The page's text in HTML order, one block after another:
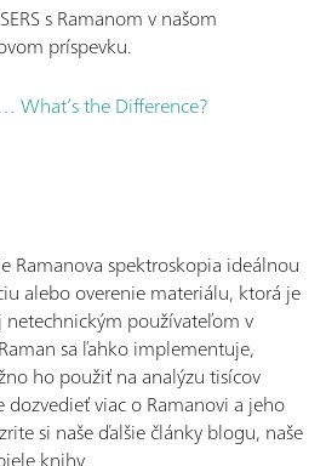
s Ramanom v našom
príspevku.
What’s the Difference?
Ramanova spektroskopia ideálnou
alebo overenie materiálu, ktorá je
používateľom v
sa ľahko implementuje,
ho použiť na analýzu tisícov
dozvedieť viac o Ramanovi a jeho
si naše ďalšie články blogu, naše